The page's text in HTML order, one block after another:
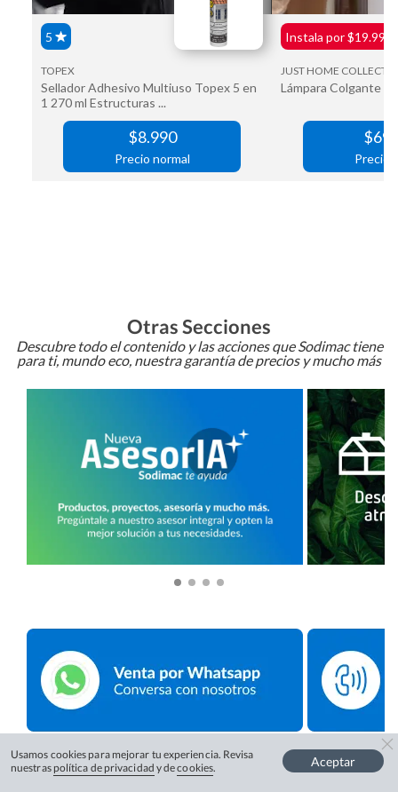
Otras Secciones
Descubre todo el contenido y las acciones que Sodimac tiene
para ti, mundo eco, nuestra garantía de precios y mucho más
Usamos cookies para mejorar tu experiencia. Revisa
nuestras política de privacidad y decookies. Aceptar